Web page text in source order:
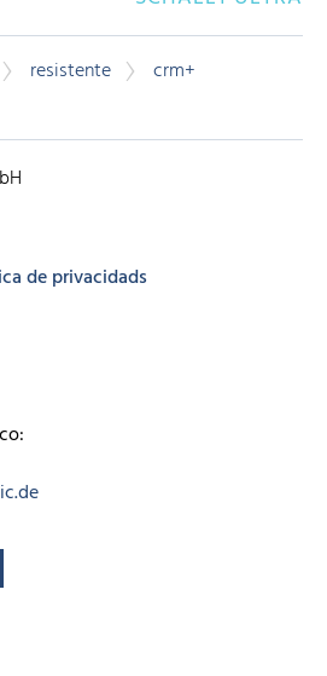
resistente
crm+
de privacidads